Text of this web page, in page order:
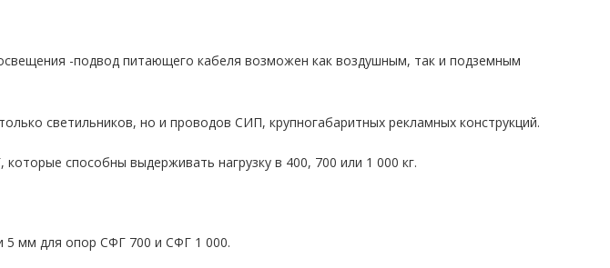
-подвод питающего кабеля возможен как воздушным, так и подземным
светильников, но и проводов СИП, крупногабаритных рекламных конструкций.
способны выдерживать нагрузку в 400, 700 или 1 000 кг.
5 мм для опор СФГ 700 и СФГ 1 000.